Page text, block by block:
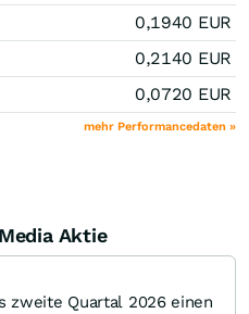
0,1940 EUR
0,2140 EUR
0,0720 EUR
mehr Performancedaten »
Aktie
zweite Quartal 2026 einen